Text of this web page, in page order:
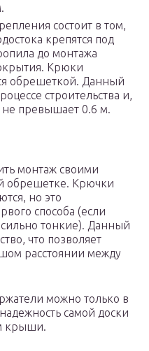
состоит в том,
крепятся под
до монтажа
Крюки
обрешеткой. Данный
строительства и,
превышает 0.6 м.
монтаж своими
обрешетке. Крючки
но это
способа (если
тонкие). Данный
что позволяет
расстоянии между
можно только в
самой доски
крыши.